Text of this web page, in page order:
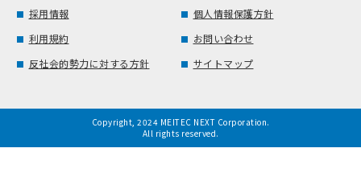
採用情報
個人情報保護方針
利用規約
お問い合わせ
反社会的勢力に対する方針
サイトマップ
Copyright, 2024 MEITEC NEXT Corporation.
All rights reserved.